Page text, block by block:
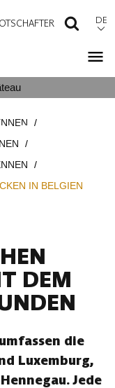
OTSCHAFTER DE
IN BELGIEN
DEM
die
Luxemburg,
Jede